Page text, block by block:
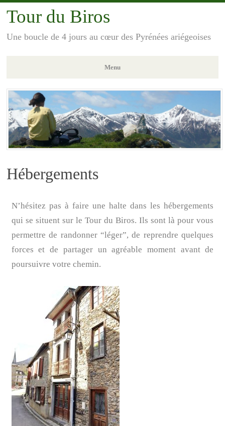
Tour du Biros
Une boucle de 4 jours au cœur des Pyrénées ariégeoises
Menu
Hébergements
N’hésitez pas à faire une halte dans les hébergements
qui se situent sur le Tour du Biros. Ils sont là pour vous
permettre de randonner “léger”, de reprendre quelques
forces et de partager un agréable moment avant de
poursuivre votre chemin.